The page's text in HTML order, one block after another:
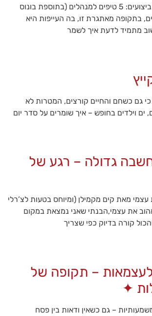
לנהל עייפות, לשמר ביצועים: 5 טיפים למנהלים (בתוספת בונוס
בתקופה מאתגרת זו, בה העייפות היא
מתמיד לדעת איך לשמר
כי גם כשחם והחיים קורצים, המטרות לא
ים וילדים בחופש – איך שומרים על סדר יום
גדולה – רגע של
מאת קים מקמילן (ומיוחס בטעות לצ’רלי
את עצמי,הבנתי שאני נמצאת במקום
קורה בדיוק כפי שצריך
– תקופה של
✦
– גם כשאין ודאות בין פסח